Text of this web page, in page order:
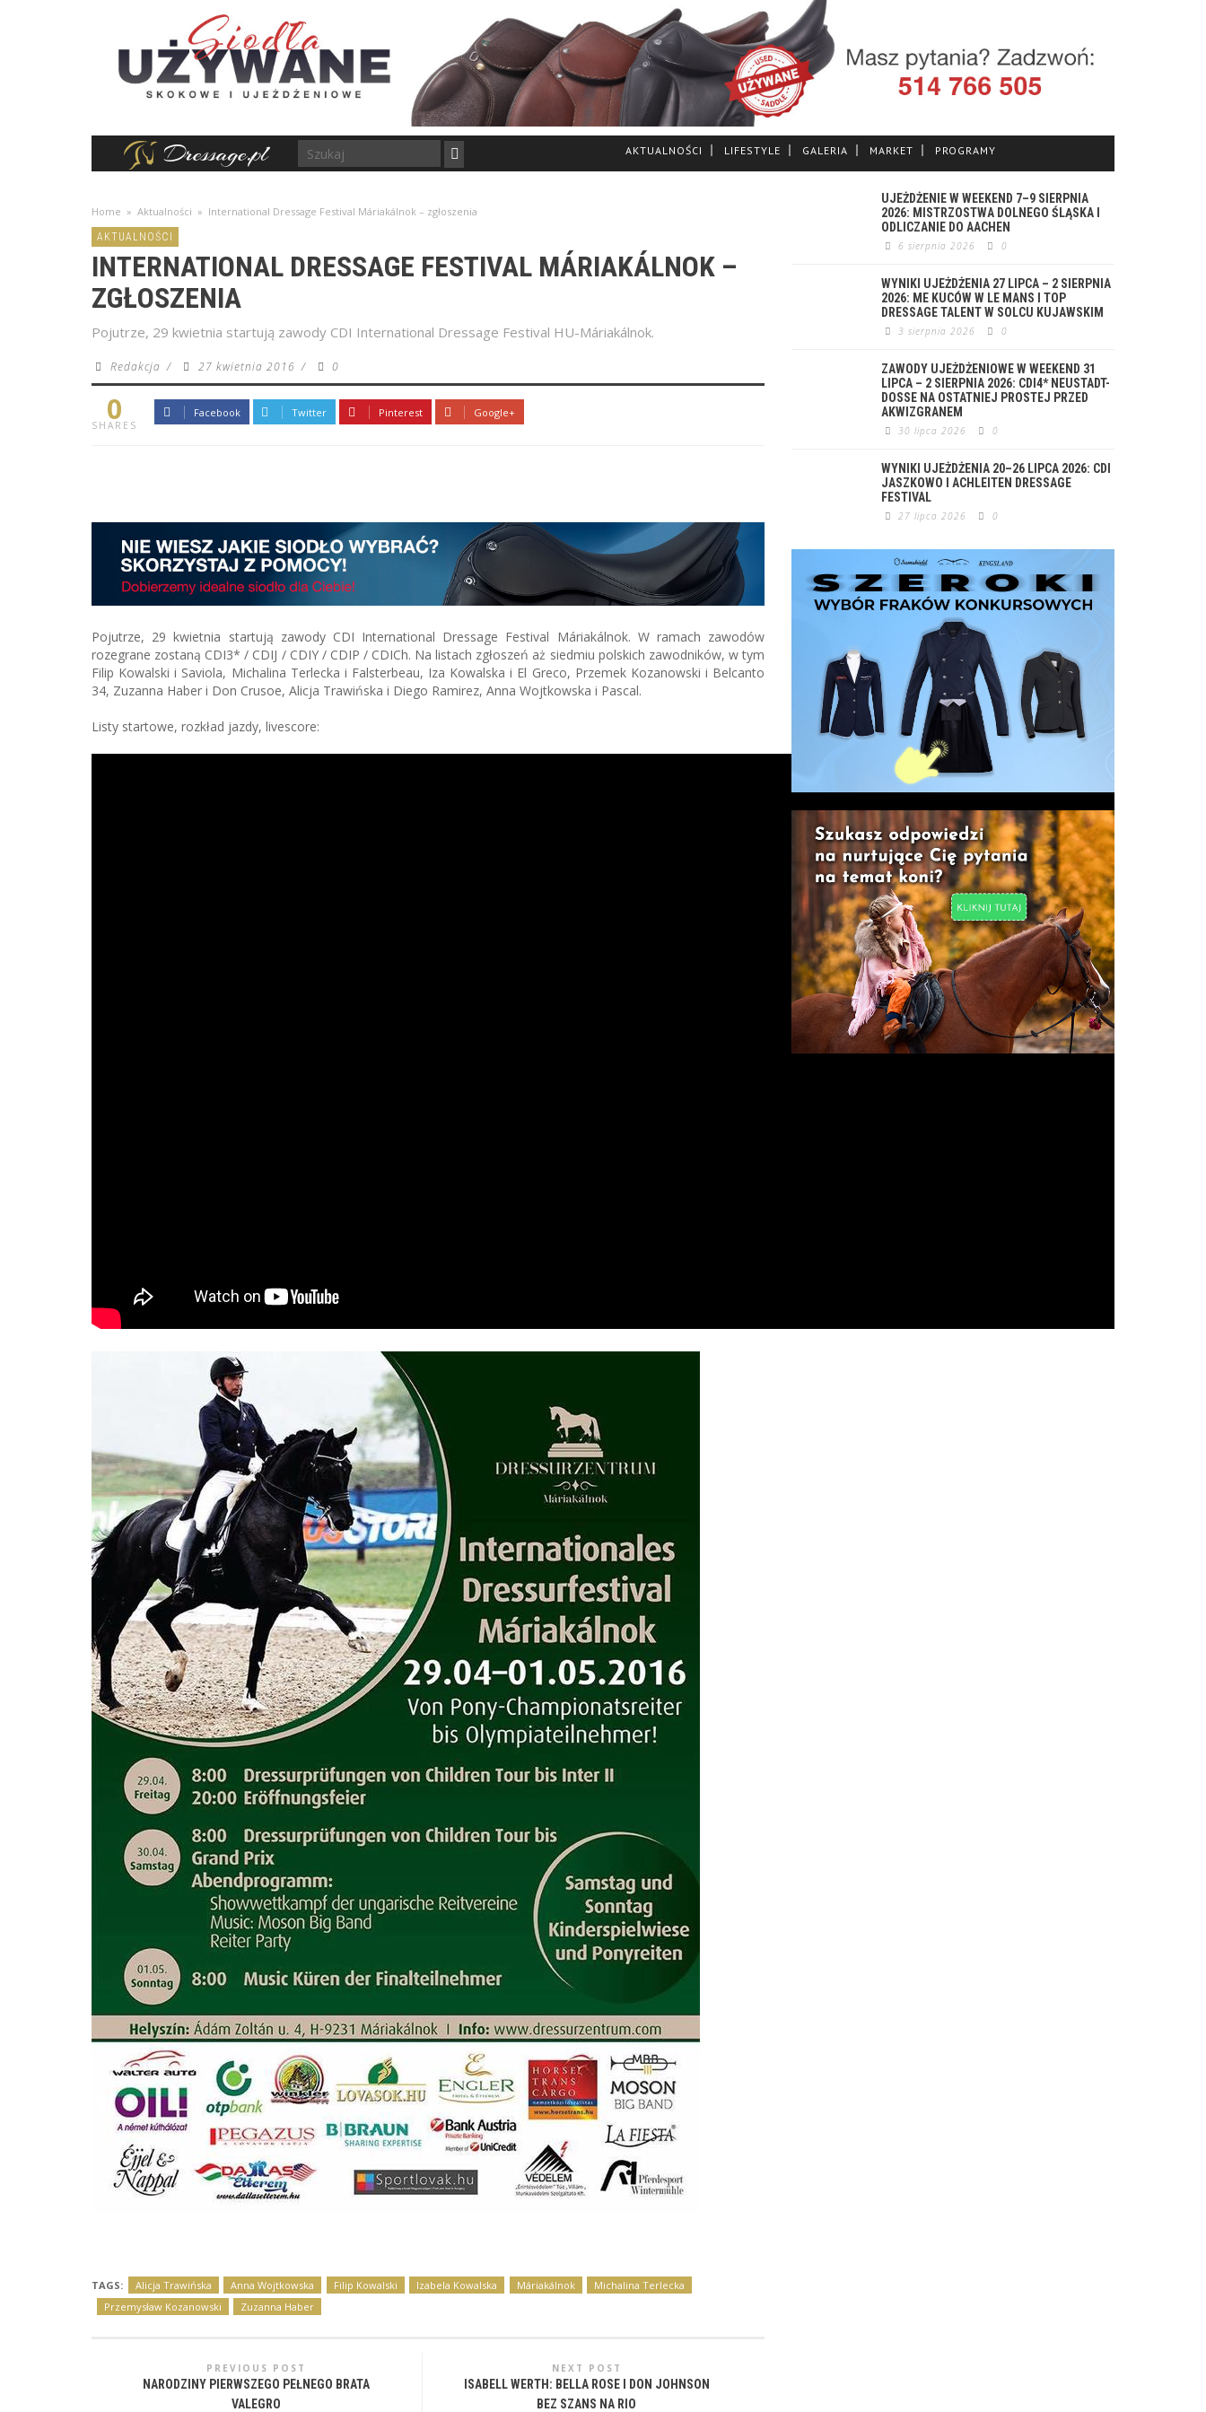
AKTUALNOŚCI LIFESTYLE GALERIA MARKET PROGRAMY
Home » Aktualności » International Dressage Festival Máriakálnok – zgłoszenia
AKTUALNOŚCI
INTERNATIONAL DRESSAGE FESTIVAL MÁRIAKÁLNOK –
ZGŁOSZENIA
Pojutrze, 29 kwietnia startują zawody CDI International Dressage Festival HU-Máriakálnok.
Redakcja / 27 kwietnia 2016 / 0
0
SHARES
Facebook Twitter Pinterest Google+
Pojutrze, 29 kwietnia startują zawody CDI International Dressage Festival Máriakálnok. W ramach zawodów
rozegrane zostaną CDI3* / CDIJ / CDIY / CDIP / CDICh. Na listach zgłoszeń aż siedmiu polskich zawodników, w tym
Filip Kowalski i Saviola, Michalina Terlecka i Falsterbeau, Iza Kowalska i El Greco, Przemek Kozanowski i Belcanto
34, Zuzanna Haber i Don Crusoe, Alicja Trawińska i Diego Ramirez, Anna Wojtkowska i Pascal.
Listy startowe, rozkład jazdy, livescore:
TAGS: Alicja Trawińska Anna Wojtkowska Filip Kowalski Izabela Kowalska Máriakálnok
Michalina Terlecka
Przemysław Kozanowski
Zuzanna Haber
PREVIOUS POST
NARODZINY PIERWSZEGO PEŁNEGO BRATA
VALEGRO
NEXT POST
ISABELL WERTH: BELLA ROSE I DON JOHNSON
BEZ SZANS NA RIO
UJEŻDŻENIE W WEEKEND 7–9 SIERPNIA
2026: MISTRZOSTWA DOLNEGO ŚLĄSKA I
ODLICZANIE DO AACHEN
6 sierpnia 2026 0
WYNIKI UJEŻDŻENIA 27 LIPCA – 2 SIERPNIA
2026: ME KUCÓW W LE MANS I TOP
DRESSAGE TALENT W SOLCU KUJAWSKIM
3 sierpnia 2026 0
ZAWODY UJEŻDŻENIOWE W WEEKEND 31
LIPCA – 2 SIERPNIA 2026: CDI4* NEUSTADT-
DOSSE NA OSTATNIEJ PROSTEJ PRZED
AKWIZGRANEM
30 lipca 2026 0
WYNIKI UJEŻDŻENIA 20–26 LIPCA 2026: CDI
JASZKOWO I ACHLEITEN DRESSAGE
FESTIVAL
27 lipca 2026 0